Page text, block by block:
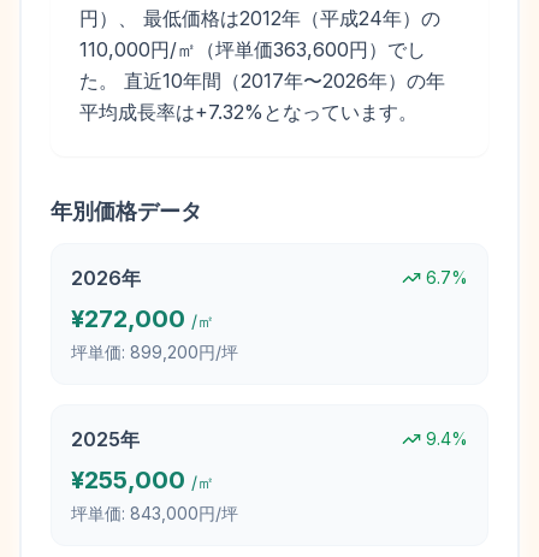
円）、 最低価格は2012年（平成24年）の
110,000円/㎡（坪単価363,600円）でし
た。 直近10年間（2017年〜2026年）の年
平均成長率は+7.32%となっています。
年別価格データ
2026年 6.7%
¥272,000 /㎡
坪単価: 899,200円/坪
2025年 9.4%
¥255,000 /㎡
坪単価: 843,000円/坪